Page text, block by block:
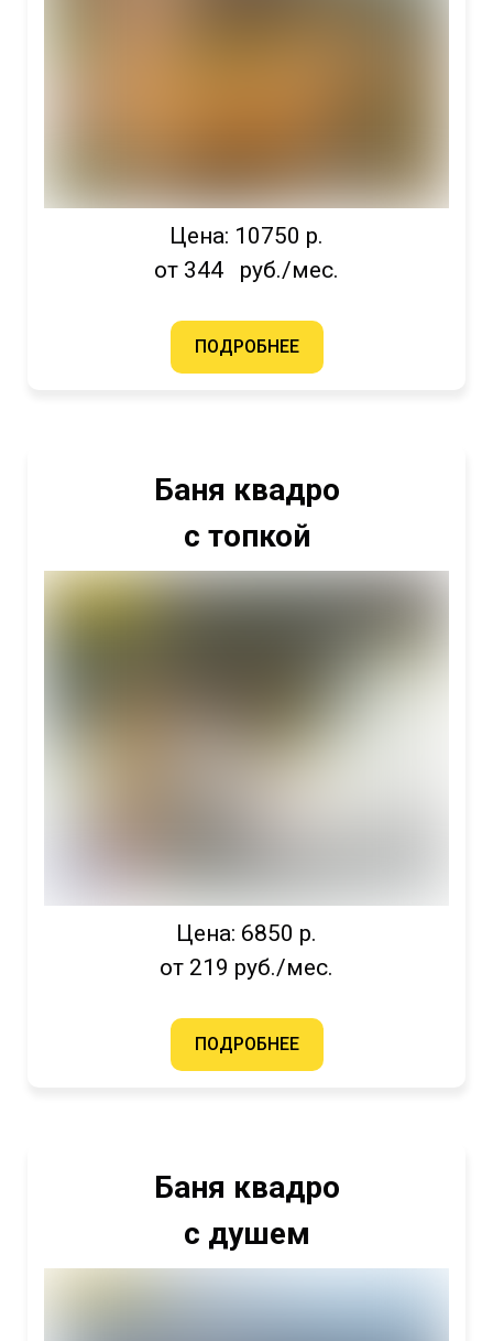
Цена: 10750 р.
от 344 руб./мес.
ПОДРОБНЕЕ
Баня квадро
с топкой
Цена: 6850 р.
от 219 руб./мес.
ПОДРОБНЕЕ
Баня квадро
с душем